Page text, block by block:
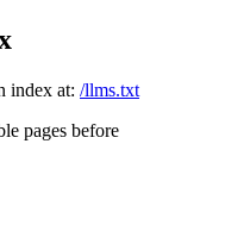
index at: /llms.txt
pages before